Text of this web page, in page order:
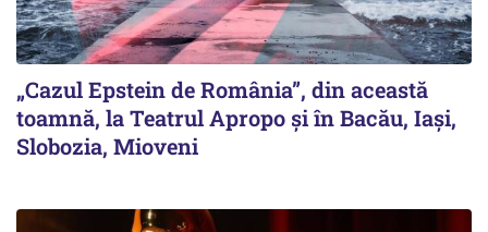
„Cazul Epstein de România”, din această
toamnă, la Teatrul Apropo și în Bacău, Iași,
Slobozia, Mioveni